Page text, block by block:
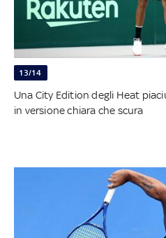
13/14
Una City Edition degli Heat
in versione chiara che scura